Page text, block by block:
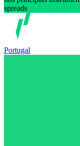
spreads
Portugal